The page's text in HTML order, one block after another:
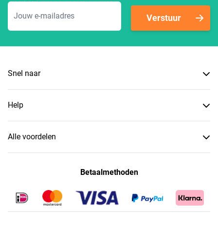
E-mailadres
Verstuur
Snel naar
Help
Alle voordelen
Betaalmethoden